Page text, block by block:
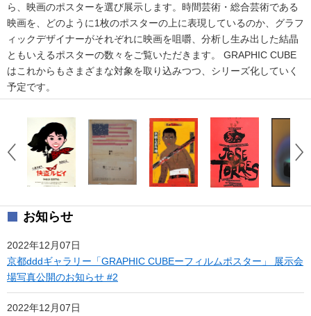
ら、映画のポスターを選び展示します。時間芸術・総合芸術である
映画を、どのように1枚のポスターの上に表現しているのか、グラフ
ィックデザイナーがそれぞれに映画を咀嚼、分析し生み出した結晶
ともいえるポスターの数々をご覧いただきます。 GRAPHIC CUBE
はこれからもさまざまな対象を取り込みつつ、シリーズ化していく
予定です。
お知らせ
2022年12月07日
京都dddギャラリー「GRAPHIC CUBEーフィルムポスター」 ​​​​​​​展示会
場写真公開のお知らせ #2
2022年12月07日